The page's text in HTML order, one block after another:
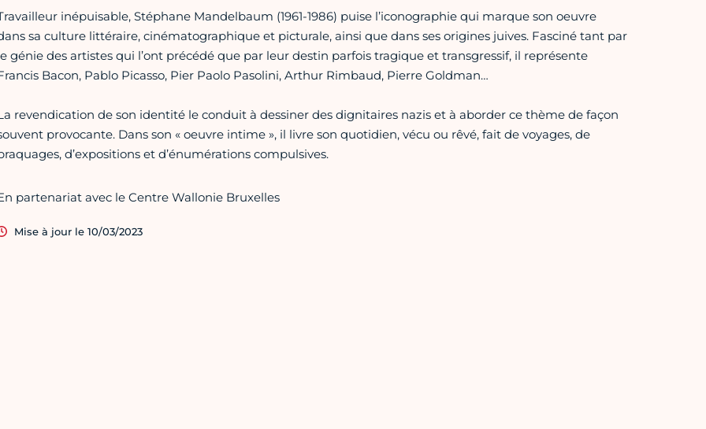
inépuisable, Stéphane Mandelbaum (1961-1986) puise l’iconographie qui marque son oeuvre
sa culture littéraire, cinématographique et picturale, ainsi que dans ses origines juives. Fasciné tant par
génie des artistes qui l’ont précédé que par leur destin parfois tragique et transgressif, il représente
Bacon, Pablo Picasso, Pier Paolo Pasolini, Arthur Rimbaud, Pierre Goldman…
revendication de son identité le conduit à dessiner des dignitaires nazis et à aborder ce thème de façon
provocante. Dans son « oeuvre intime », il livre son quotidien, vécu ou rêvé, fait de voyages, de
d’expositions et d’énumérations compulsives.
partenariat avec le Centre Wallonie Bruxelles
Mise à jour le 10/03/2023